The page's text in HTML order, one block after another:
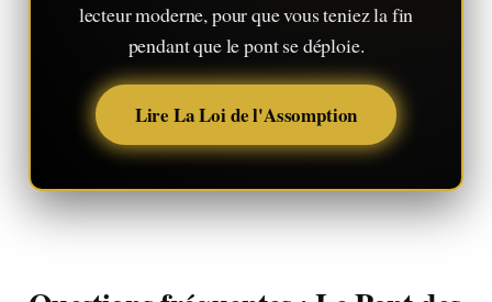
lecteur moderne, pour que vous teniez la fin
pendant que le pont se déploie.
Lire La Loi de l'Assomption